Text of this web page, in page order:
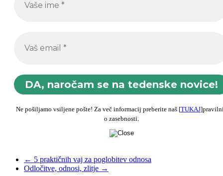
Ne pošiljamo vsiljene pošte! Za več informacij preberite naš [TUKAJ
o zasebnosti.
← 5 praktičnih vaj za poglobitev odnosa
Odločitve, odnosi, zlitje →